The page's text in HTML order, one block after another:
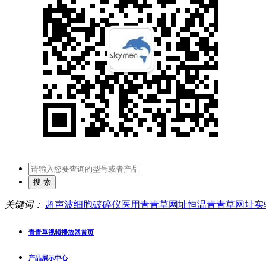
关键词： 超声波细胞破碎仪医用青青草网址恒温青青草网址实
青青草视频播放器首页
产品展示中心